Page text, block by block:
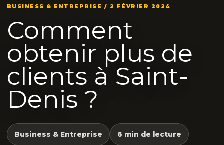
BUSINESS & ENTREPRISE / 2 FÉVRIER 2024
Comment
obtenir plus de
clients à Saint-
Denis ?
Business & Entreprise 6 min de lecture